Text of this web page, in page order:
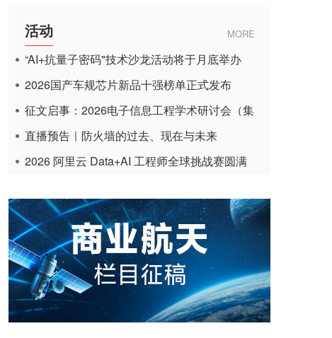
活动 MORE
“AI+抗量子密码"技术沙龙活动将于月底举办
2026国产车规芯片新品十强榜单正式发布
征文启事：2026电子信息工程学术研讨会（集
成电路应用杂志）
直播预告｜防火墙的过去、现在与未来
2026 阿里云 Data+AI 工程师全球挑战赛圆满